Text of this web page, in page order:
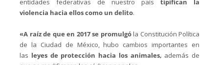
entidades federativas de nuestro país tipifican la
violencia hacia ellos como un delito.
«A raíz de que en 2017 se promulgóla Constitución Política
de la Ciudad de México, hubo cambios importantes en
las leyes de protección hacia los animales, además de